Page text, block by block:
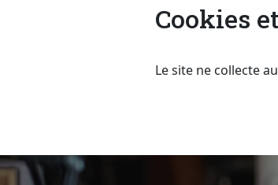
Cookies
Le site ne collecte